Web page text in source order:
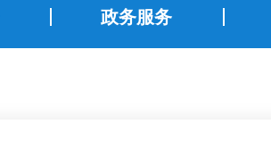
政务服务